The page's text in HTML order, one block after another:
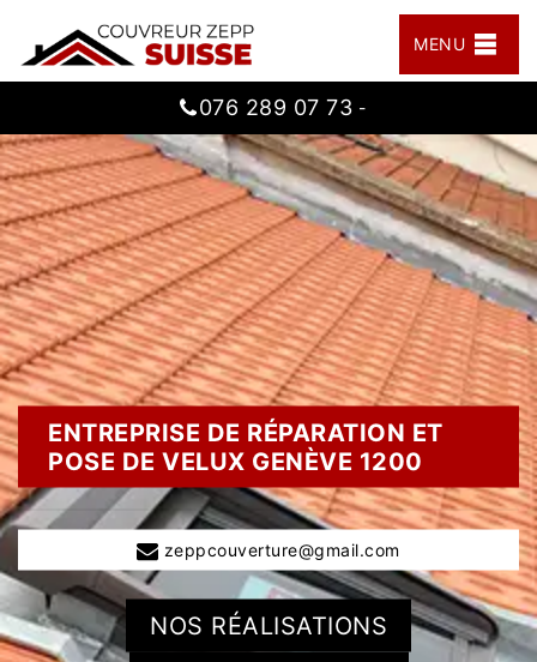
MENU
076 289 07 73 -
ENTREPRISE DE RÉPARATION ET
POSE DE VELUX GENÈVE 1200
zeppcouverture@gmail.com
NOS RÉALISATIONS